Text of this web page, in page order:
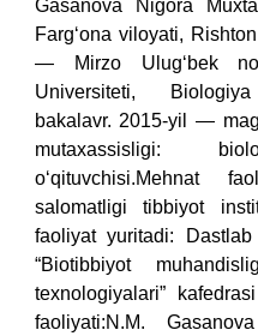
Gasanova Nigora
Farg‘ona viloyati,
— Mirzo Ulug‘bek
Universiteti,
bakalavr. 2015-yil —
mutaxassisligi:
o‘qituvchisi.Mehnat
salomatligi tibbiyot
faoliyat yuritadi:
“Biotibbiyot
texnologiyalari”
faoliyati:N.M.